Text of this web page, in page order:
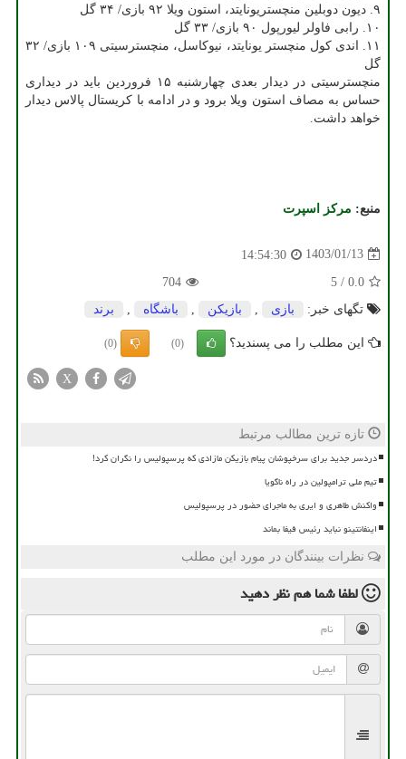
۹. دیون دوبلین منچستریونایتد، استون ویلا ۹۲ بازی/ ۳۴ گل
۱۰. رابی فاولر لیورپول ۹۰ بازی/ ۳۳ گل
۱۱. اندی کول منچستر یونایتد، نیوکاسل، منچسترسیتی ۱۰۹ بازی/ ۳۲
گل
منچسترسیتی در دیدار بعدی چهارشنبه ۱۵ فروردین باید در دیداری
حساس به مصاف استون ویلا برود و در ادامه با کریستال پالاس دیدار
خواهد داشت.
منبع: مركز اسپرت
1403/01/13
14:54:30
0.0
/
5
704
تگهای خبر:
بازی بازیكن باشگاه برند
این مطلب را می پسندید؟ (0)
(0)
X
تازه ترین مطالب مرتبط
دردسر جدید برای سرخپوشان پیام بازیکن مازادی که پرسپولیس را نگران کرد!
تیم ملی ترامپولین در راه ناگویا
واکنش طاهری و ایری به ماجرای حضور در پرسپولیس
اینفانتینو نباید رئیس فیفا بماند
نظرات بینندگان در مورد این مطلب
لطفا شما همنظر دهید